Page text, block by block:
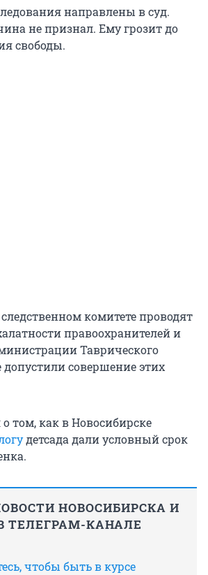
направлены в суд.
не признал. Ему грозит до
свободы.
комитете проводят
правоохранителей и
Таврического
совершение этих
том, как в Новосибирске
детсада дали условный срок
НОВОСИБИРСКА И
ТЕЛЕГРАМ-КАНАЛЕ
чтобы быть в курсе